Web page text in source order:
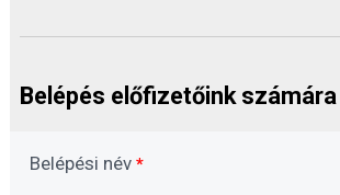
Belépés előfizetőink számára
Belépési név *